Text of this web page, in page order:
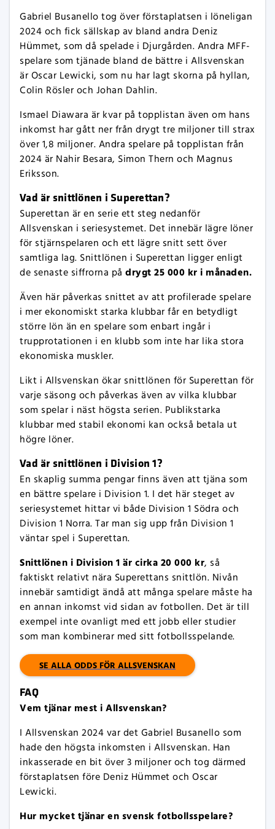
Gabriel Busanello tog över förstaplatsen i löneligan
2024 och fick sällskap av bland andra Deniz
Hümmet, som då spelade i Djurgården. Andra MFF-
spelare som tjänade bland de bättre i Allsvenskan
är Oscar Lewicki, som nu har lagt skorna på hyllan,
Colin Rösler och Johan Dahlin.
Ismael Diawara är kvar på topplistan även om hans
inkomst har gått ner från drygt tre miljoner till strax
över 1,8 miljoner. Andra spelare på topplistan från
2024 är Nahir Besara, Simon Thern och Magnus
Eriksson.
Vad är snittlönen i Superettan?
Superettan är en serie ett steg nedanför
Allsvenskan i seriesystemet. Det innebär lägre löner
för stjärnspelaren och ett lägre snitt sett över
samtliga lag. Snittlönen i Superettan ligger enligt
de senaste siffrorna på drygt 25 000 kr i månaden.
Även här påverkas snittet av att profilerade spelare
i mer ekonomiskt starka klubbar får en betydligt
större lön än en spelare som enbart ingår i
trupprotationen i en klubb som inte har lika stora
ekonomiska muskler.
Likt i Allsvenskan ökar snittlönen för Superettan för
varje säsong och påverkas även av vilka klubbar
som spelar i näst högsta serien. Publikstarka
klubbar med stabil ekonomi kan också betala ut
högre löner.
Vad är snittlönen i Division 1?
En skaplig summa pengar finns även att tjäna som
en bättre spelare i Division 1. I det här steget av
seriesystemet hittar vi både Division 1 Södra och
Division 1 Norra. Tar man sig upp från Division 1
väntar spel i Superettan.
Snittlönen i Division 1 är cirka 20 000 kr, så
faktiskt relativt nära Superettans snittlön. Nivån
innebär samtidigt ändå att många spelare måste ha
en annan inkomst vid sidan av fotbollen. Det är till
exempel inte ovanligt med ett jobb eller studier
som man kombinerar med sitt fotbollsspelande.
SE ALLA ODDS FÖR ALLSVENSKAN
FAQ
Vem tjänar mest i Allsvenskan?
I Allsvenskan 2024 var det Gabriel Busanello som
hade den högsta inkomsten i Allsvenskan. Han
inkasserade en bit över 3 miljoner och tog därmed
förstaplatsen före Deniz Hümmet och Oscar
Lewicki.
Hur mycket tjänar en svensk fotbollsspelare?